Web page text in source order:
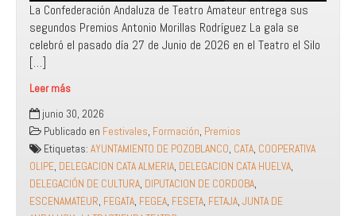
La Confederación Andaluza de Teatro Amateur entrega sus
segundos Premios Antonio Morillas Rodríguez La gala se
celebró el pasado día 27 de Junio de 2026 en el Teatro el Silo
[…]
Leer más
La
Confederación
Andaluza
de
Teatro
Amateur
C.A.T.A.
junio 30, 2026
Publicado en Festivales, Formación, Premios
Etiquetas: AYUNTAMIENTO DE POZOBLANCO, CATA, COOPERATIVA
OLIPE, DELEGACION CATA ALMERIA, DELEGACION CATA HUELVA,
DELEGACIÓN DE CULTURA, DIPUTACION DE CORDOBA,
ESCENAMATEUR, FEGATA, FEGEA, FESETA, FETAJA, JUNTA DE